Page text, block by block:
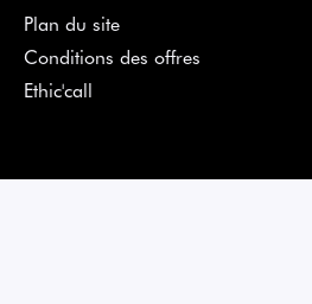
Plan du site
Conditions des offres
Ethic'call